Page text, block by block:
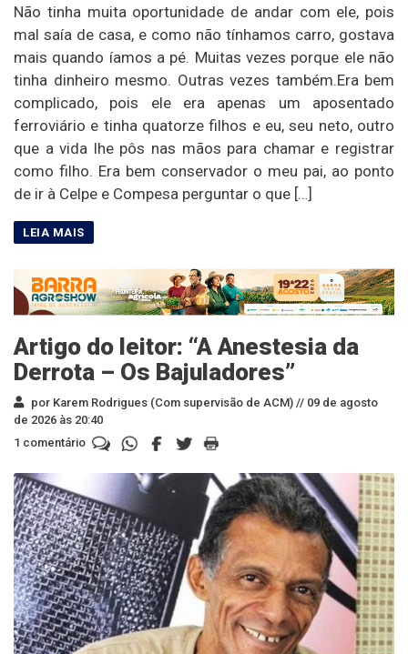
Não tinha muita oportunidade de andar com ele, pois
mal saía de casa, e como não tínhamos carro, gostava
mais quando íamos a pé. Muitas vezes porque ele não
tinha dinheiro mesmo. Outras vezes também.Era bem
complicado, pois ele era apenas um aposentado
ferroviário e tinha quatorze filhos e eu, seu neto, outro
que a vida lhe pôs nas mãos para chamar e registrar
como filho. Era bem conservador o meu pai, ao ponto
de ir à Celpe e Compesa perguntar o que […]
Artigo do leitor: “A Anestesia da
Derrota – Os Bajuladores”
por Karem Rodrigues (Com supervisão de ACM) // 09 de agosto
de 2026 às 20:40
1 comentário